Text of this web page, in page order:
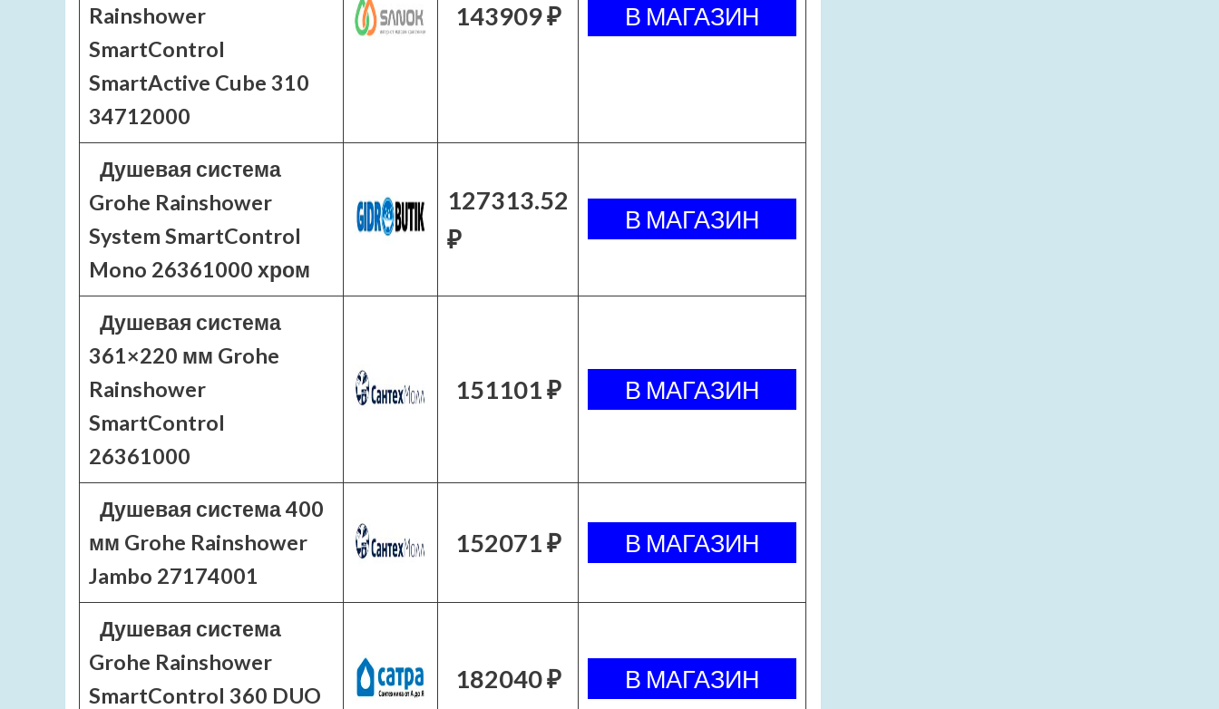
Rainshower
SmartControl
SmartActive Cube 310
34712000
143909 ₽
Душевая система
Grohe Rainshower
System SmartControl
Mono 26361000 хром
127313.52
₽
Душевая система
361×220 мм Grohe
Rainshower
SmartControl
26361000
151101 ₽
Душевая система 400
мм Grohe Rainshower
Jambo 27174001
152071 ₽
Душевая система
Grohe Rainshower
SmartControl 360 DUO
182040 ₽